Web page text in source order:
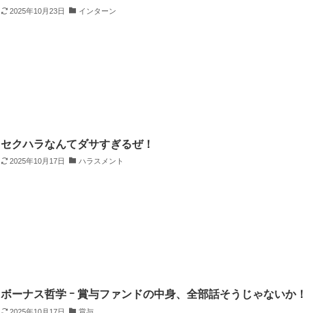
2025年10月23日 インターン
セクハラなんてダサすぎるぜ！
2025年10月17日 ハラスメント
ボーナス哲学 ｰ 賞与ファンドの中身、全部話そうじゃないか！